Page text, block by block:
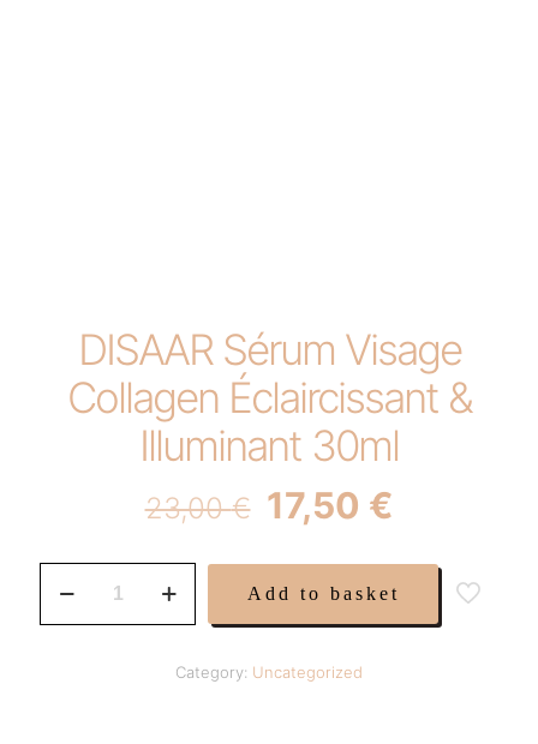
DISAAR Sérum Visage
Collagen Éclaircissant &
Illuminant 30ml
23,00€ Original
price
was:
23,00 €.
17,50 €
is:
17,50 €.
Sérum
Add to basket
Category: Uncategorized